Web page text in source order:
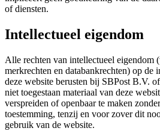
of diensten.
Intellectueel eigendom
Alle rechten van intellectueel eigendom
merkrechten en databankrechten) op de
deze website berusten bij SBPost B.V.
niet toegestaan materiaal van deze
verspreiden of openbaar te maken
toestemming, tenzij en voor zover dit
gebruik van de website.